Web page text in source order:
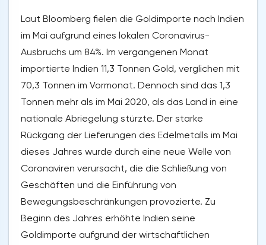
Laut Bloomberg fielen die Goldimporte nach Indien
im Mai aufgrund eines lokalen Coronavirus-
Ausbruchs um 84%. Im vergangenen Monat
importierte Indien 11,3 Tonnen Gold, verglichen mit
70,3 Tonnen im Vormonat. Dennoch sind das 1,3
Tonnen mehr als im Mai 2020, als das Land in eine
nationale Abriegelung stürzte. Der starke
Rückgang der Lieferungen des Edelmetalls im Mai
dieses Jahres wurde durch eine neue Welle von
Coronaviren verursacht, die die Schließung von
Geschäften und die Einführung von
Bewegungsbeschränkungen provozierte. Zu
Beginn des Jahres erhöhte Indien seine
Goldimporte aufgrund der wirtschaftlichen